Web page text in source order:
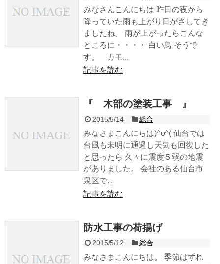
みなさんこんにちは 昨日の夜から
降っていた雨も上がり日がさしてき
ましたね。 雨が上がったらこんな
ところに・・・・ 白い鳥 そうで
す。 カモ...
記事を読む
『 木部の塗装工事 』
2015/5/14 総合
みなさまこんにちは)^o^( 仙台では
台風も未明に通過し天気も回復した
と思ったら 久々に震度５弱の地震
がありました。 会社のある仙台市
泉区で...
記事を読む
防水工事の荷揚げ
2015/5/12 総合
みなさまこんにちは。 季節はずれ